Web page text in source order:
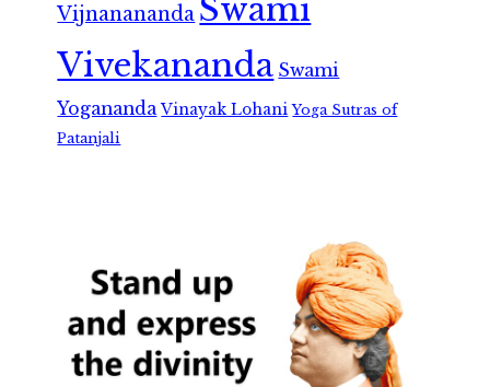
Vijnanananda Swami
Vivekananda Swami
Yogananda Vinayak Lohani Yoga Sutras of
Patanjali